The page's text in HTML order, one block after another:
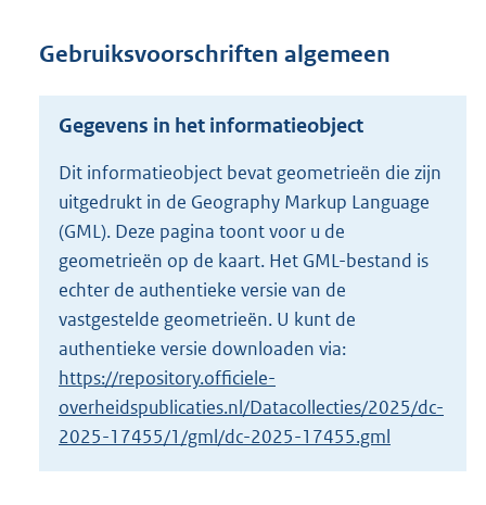
n
d
s
r
o
t
t
e
8
K
b
Gebruiksvoorschriften algemeen
Gegevens in het informatieobject
Dit informatieobject bevat geometrieën die zijn
uitgedrukt in de Geography Markup Language
(GML). Deze pagina toont voor u de
geometrieën op de kaart. Het GML-bestand is
echter de authentieke versie van de
vastgestelde geometrieën. U kunt de
authentieke versie downloaden via:
https://repository.officiele-
overheidspublicaties.nl/Datacollecties/2025/dc-
2025-17455/1/gml/dc-2025-17455.gml